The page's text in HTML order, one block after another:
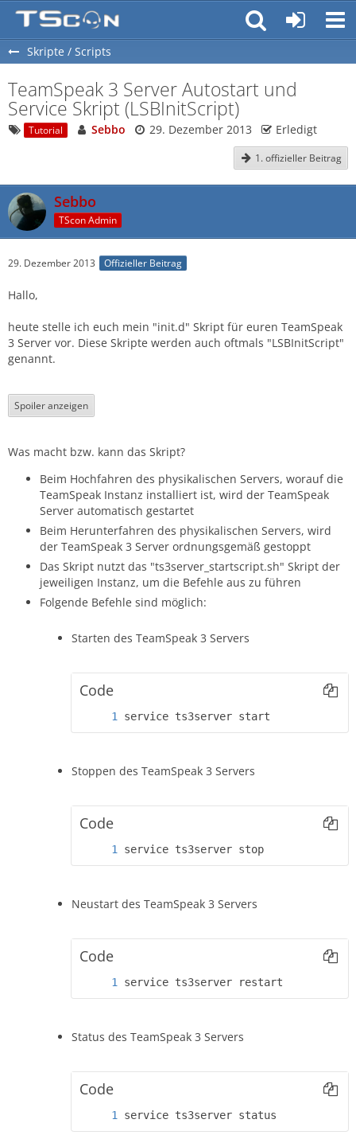
Skripte / Scripts
TeamSpeak 3 Server Autostart und
Service Skript (LSBInitScript)
Tutorial Sebbo 29. Dezember 2013 Erledigt
1. offizieller Beitrag
Sebbo
TScon Admin
29. Dezember 2013 Offizieller Beitrag
Hallo,
heute stelle ich euch mein "init.d" Skript für euren TeamSpeak
3 Server vor. Diese Skripte werden auch oftmals "LSBInitScript"
genannt.
Spoiler anzeigen
Was macht bzw. kann das Skript?
Beim Hochfahren des physikalischen Servers, worauf die
TeamSpeak Instanz installiert ist, wird der TeamSpeak
Server automatisch gestartet
Beim Herunterfahren des physikalischen Servers, wird
der TeamSpeak 3 Server ordnungsgemäß gestoppt
Das Skript nutzt das "ts3server_startscript.sh" Skript der
jeweiligen Instanz, um die Befehle aus zu führen
Folgende Befehle sind möglich:
Starten des TeamSpeak 3 Servers
Code
service ts3server start
Stoppen des TeamSpeak 3 Servers
Code
service ts3server stop
Neustart des TeamSpeak 3 Servers
Code
service ts3server restart
Status des TeamSpeak 3 Servers
Code
service ts3server status